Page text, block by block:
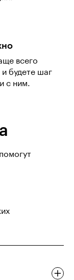
всего
и будете шаг
с ним.